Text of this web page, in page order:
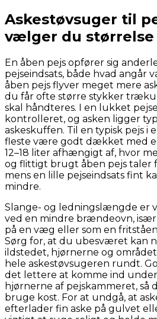
Askestøvsuger til
vælger du størrelse
En åben pejs opfører sig
pejseindsats, både hvad angår
åben pejs flyver meget mere
du får ofte større stykker
skal håndteres. I en lukket
kontrolleret, og asken ligger
askeskuffen. Til en typisk pejs i
fleste være godt dækket med
12–18 liter afhængigt af, hvor
og flittigt brugt åben pejs taler
mens en lille pejseindsats fint
mindre.
Slange- og ledningslængde er
ved en mindre brændeovn, især
på en væg eller som en
Sørg for, at du ubesværet kan
ildstedet, hjørnerne og
hele askestøvsugeren rundt.
det lettere at komme ind
hjørnerne af pejskammeret, så
bruge kost. For at undgå, at
efterlader fin aske på gulvet